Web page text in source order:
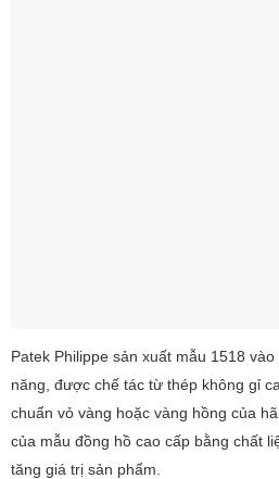
Patek Philippe sản xuất mẫu 1518
năng, được chế tác từ thép không gỉ
chuẩn vỏ vàng hoặc vàng hồng của
của mẫu đồng hồ cao cấp bằng chất
tăng giá trị sản phẩm.